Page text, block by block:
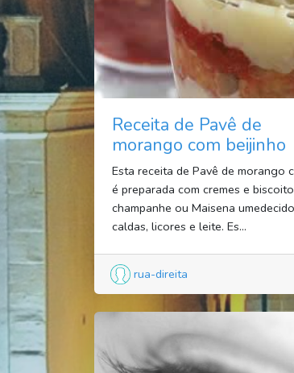
Receita de Pavê de
morango com beijinho
Esta receita de Pavê de morango
é preparada com cremes e
champanhe ou Maisena
caldas, licores e leite. Es...
rua-direita